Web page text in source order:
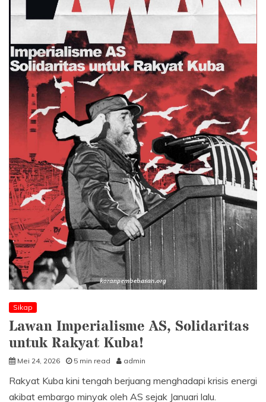
people
Sikap
Lawan Imperialisme AS, Solidaritas
untuk Rakyat Kuba!
Mei 24, 2026 5 min read admin
Rakyat Kuba kini tengah berjuang menghadapi krisis energi
akibat embargo minyak oleh AS sejak Januari lalu.